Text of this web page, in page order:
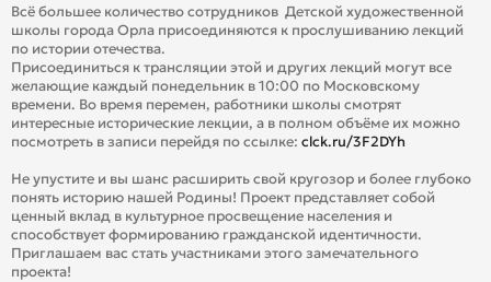
Всё большее количество сотрудников Детской художественной
школы города Орла присоединяются к прослушиванию лекций
по истории отечества.
Присоединиться к трансляции этой и других лекций могут все
желающие каждый понедельник в 10:00 по Московскому
времени. Во время перемен, работники школы смотрят
интересные исторические лекции, а в полном объёме их можно
посмотреть в записи перейдя по ссылке:clck.ru/3F2DYh
Не упустите и вы шанс расширить свой кругозор и более глубоко
понять историю нашей Родины! Проект представляет собой
ценный вклад в культурное просвещение населения и
способствует формированию гражданской идентичности.
Приглашаем вас стать участниками этого замечательного
проекта!